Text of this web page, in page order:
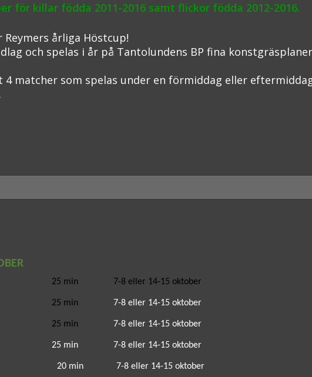
för killar födda 2011-2016 samt flickor födda 2012-2016.
årliga Höstcup!
och spelas i år på Tantolundens BP fina
matcher som spelas under en förmiddag eller
25 min 7-8 eller 14-15 oktober
25 min 7-8 eller 14-15 oktober
25 min 7-8 eller 14-15 oktober
25 min 7-8 eller 14-15 oktober
5 20 min 7-8 eller 14-15 oktober